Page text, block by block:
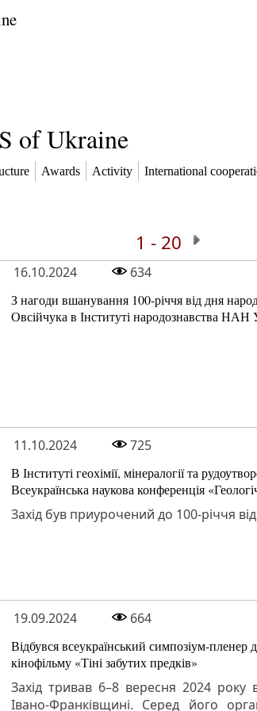
of Ukraine
Awards Activity International
1 - 20
16.10.2024 634
З нагоди вшанування 100-річчя від дня
Овсійчука в Інституті народознавства НАН
11.10.2024 725
В Інституті геохімії, мінералогії та
Всеукраїнська наукова конференція
Захід був приурочений до 100-річчя
19.09.2024 664
Відбувся всеукраїнський симпозіум-
кінофільму «Тіні забутих предків»
Захід тривав 6–8 вересня 2024 року
Івано-Франківщині. Серед його